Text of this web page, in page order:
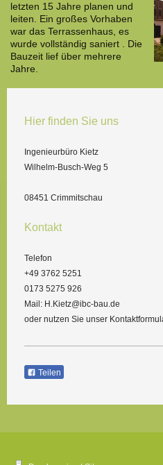
letzten 15 Jahre planen und
leiten. Ein großes Vorhaben
war das Terrassenhaus, es
wurde vollständig saniert . Die
Bauzeit lief über mehrere
Jahre.
Hier finden Sie uns
Ingenieurbüro Kietz
Wilhelm-Busch-Weg 5
08451 Crimmitschau
Kontakt
Telefon
+49 3762 5251
0173 5275 926
Mail: H.Kietz@ibc-bau.de
oder nutzen Sie unser
Teilen